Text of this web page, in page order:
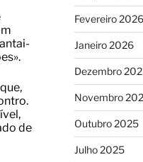
de
Fevereiro 2026
Janeiro 2026
Dezembro
Novembro
Outubro 2025
Julho 2025